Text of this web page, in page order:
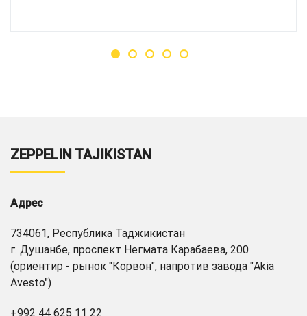
ZEPPELIN TAJIKISTAN
Адрес
734061, Республика Таджикистан
г. Душанбе, проспект Негмата Карабаева, 200
(ориентир - рынок "Корвон", напротив завода "Akia
Avesto")
+992 44 625 11 22